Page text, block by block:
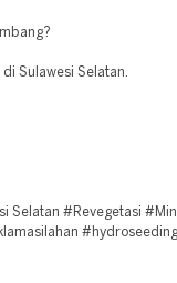
Sulawesi Selatan.
Selatan #Revegetasi